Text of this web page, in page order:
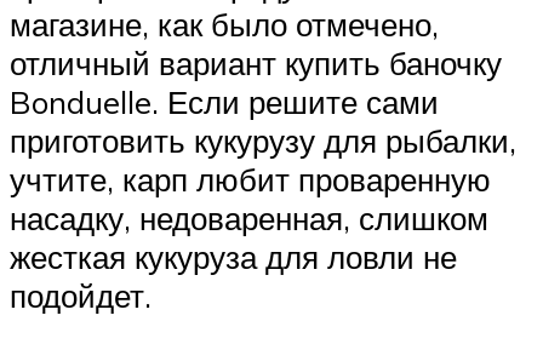
магазине, как было отмечено,
отличный вариант купить баночку
Bonduelle. Если решите сами
приготовить кукурузу для рыбалки,
учтите, карп любит проваренную
насадку, недоваренная, слишком
жесткая кукуруза для ловли не
подойдет.